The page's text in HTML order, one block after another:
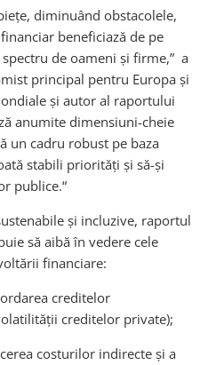
diminuând obstacolele,
beneficiază de pe
de oameni şi firme,” a
principal pentru Europa şi
şi autor al raportului
anumite dimensiuni-cheie
un cadru robust pe baza
stabili priorităţi şi să-şi
publice.“
şi incluzive, raportul
să aibă în vedere cele
financiare:
creditelor
creditelor private);
costurilor indirecte şi a